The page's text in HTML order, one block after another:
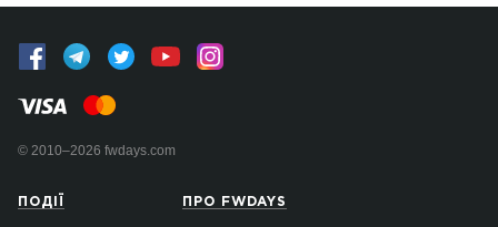
© 2010–2026 fwdays.com
ПОДІЇ ПРО FWDAYS